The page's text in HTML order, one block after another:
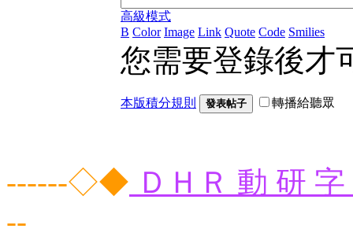
高級模式
B Color Image Link Quote Code Smilies
您需要登錄後才
本版積分規則 發表帖子 轉播給聽眾
------◇◆ ＤＨＲ 動 研
--